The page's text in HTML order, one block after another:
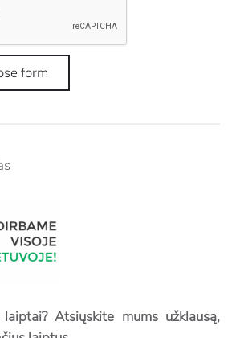
form
Atsiųskite mums užklausą,